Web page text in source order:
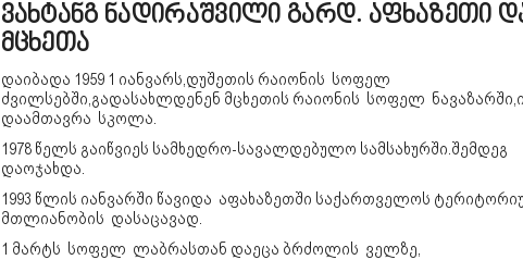
ვახტანგ ნადირაშვილი გარდ. აფხაზეთი
მცხეთა
დაიბადა 1959 1 იანვარს,დუშეთის რაიონის სოფელ
ძვილსებში,გადასახლდენენ მცხეთის რაიონის სოფელ
დაამთავრა სკოლა.
1978 წელს გაიწვიეს სამხედრო-სავალდებულო სამსახურში.შემდეგ
დაოჯახდა.
1993 წლის იანვარში წავიდა აფახაზეთში საქართველოს
მთლიანობის დასაცავად.
1 მარტს სოფელ ლაბრასთან დაეცა ბრძოლის ველზე,